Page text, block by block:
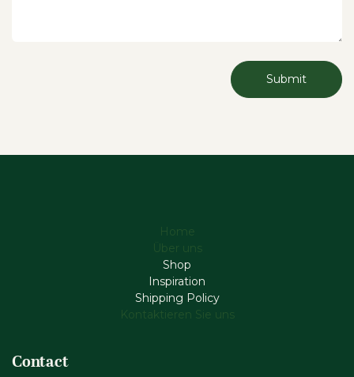
Submit
Home
Über uns
Shop
Inspiration
Shipping Policy
Kontaktieren Sie uns
Contact